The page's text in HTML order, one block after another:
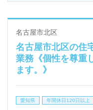
名古屋市北区
名古屋市北区の住
業務《個性を尊重
ます。》
愛知県 年間休日120日以上